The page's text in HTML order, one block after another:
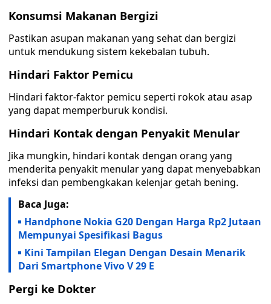
Konsumsi Makanan Bergizi
Pastikan asupan makanan yang sehat dan bergizi
untuk mendukung sistem kekebalan tubuh.
Hindari Faktor Pemicu
Hindari faktor-faktor pemicu seperti rokok atau asap
yang dapat memperburuk kondisi.
Hindari Kontak dengan Penyakit Menular
Jika mungkin, hindari kontak dengan orang yang
menderita penyakit menular yang dapat menyebabkan
infeksi dan pembengkakan kelenjar getah bening.
Baca Juga:
Handphone Nokia G20 Dengan Harga Rp2 Jutaan
Mempunyai Spesifikasi Bagus
Kini Tampilan Elegan Dengan Desain Menarik
Dari Smartphone Vivo V 29 E
Pergi ke Dokter